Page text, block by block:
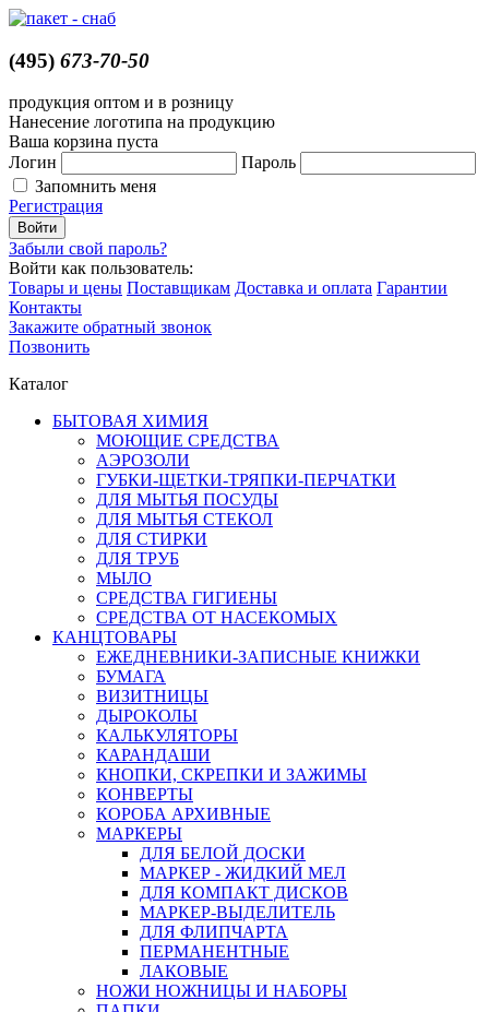
(495) 673-70-50
продукция оптом и в розницу
Нанесение логотипа на продукцию
Ваша корзина пуста
Логин
Пароль
Запомнить меня
Регистрация
Забыли свой пароль?
Войти как пользователь:
Товары и цены Поставщикам Доставка и оплата Гарантии
Контакты
Закажите обратный звонок
Позвонить
Каталог
БЫТОВАЯ ХИМИЯ
МОЮЩИЕ СРЕДСТВА
АЭРОЗОЛИ
ГУБКИ-ЩЕТКИ-ТРЯПКИ-ПЕРЧАТКИ
ДЛЯ МЫТЬЯ ПОСУДЫ
ДЛЯ МЫТЬЯ СТЕКОЛ
ДЛЯ СТИРКИ
ДЛЯ ТРУБ
МЫЛО
СРЕДСТВА ГИГИЕНЫ
СРЕДСТВА ОТ НАСЕКОМЫХ
КАНЦТОВАРЫ
ЕЖЕДНЕВНИКИ-ЗАПИСНЫЕ КНИЖКИ
БУМАГА
ВИЗИТНИЦЫ
ДЫРОКОЛЫ
КАЛЬКУЛЯТОРЫ
КАРАНДАШИ
КНОПКИ, СКРЕПКИ И ЗАЖИМЫ
КОНВЕРТЫ
КОРОБА АРХИВНЫЕ
МАРКЕРЫ
ДЛЯ БЕЛОЙ ДОСКИ
МАРКЕР - ЖИДКИЙ МЕЛ
ДЛЯ КОМПАКТ ДИСКОВ
МАРКЕР-ВЫДЕЛИТЕЛЬ
ДЛЯ ФЛИПЧАРТА
ПЕРМАНЕНТНЫЕ
ЛАКОВЫЕ
НОЖИ НОЖНИЦЫ И НАБОРЫ